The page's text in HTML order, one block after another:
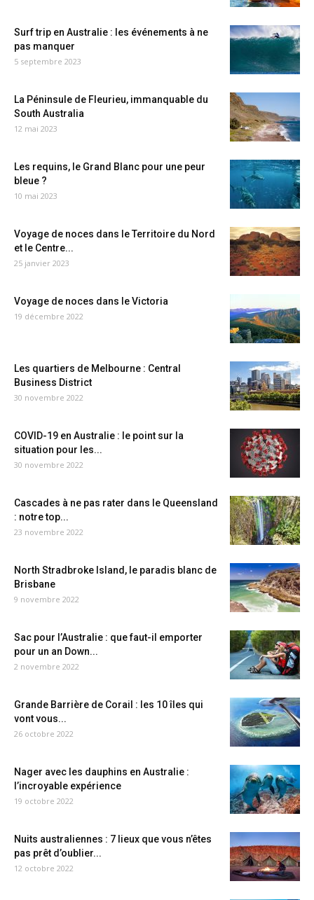
Surf trip en Australie : les événements à ne
pas manquer
5 septembre 2023
La Péninsule de Fleurieu, immanquable du
South Australia
12 mai 2023
Les requins, le Grand Blanc pour une peur
bleue ?
10 mai 2023
Voyage de noces dans le Territoire du Nord
et le Centre...
25 janvier 2023
Voyage de noces dans le Victoria
19 décembre 2022
Les quartiers de Melbourne : Central
Business District
30 novembre 2022
COVID-19 en Australie : le point sur la
situation pour les...
30 novembre 2022
Cascades à ne pas rater dans le Queensland
: notre top...
23 novembre 2022
North Stradbroke Island, le paradis blanc de
Brisbane
9 novembre 2022
Sac pour l’Australie : que faut-il emporter
pour un an Down...
2 novembre 2022
Grande Barrière de Corail : les 10 îles qui
vont vous...
26 octobre 2022
Nager avec les dauphins en Australie :
l’incroyable expérience
19 octobre 2022
Nuits australiennes : 7 lieux que vous n’êtes
pas prêt d’oublier...
12 octobre 2022